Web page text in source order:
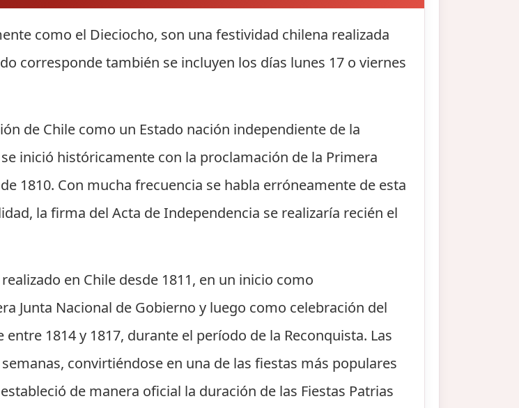
como el Dieciocho, son una festividad chilena realizada
corresponde también se incluyen los días lunes 17 o viernes
de Chile como un Estado nación independiente de la
inició históricamente con la proclamación de la Primera
1810. Con mucha frecuencia se habla erróneamente de esta
la firma del Acta de Independencia se realizaría recién el
en Chile desde 1811, en un inicio como
Junta Nacional de Gobierno y luego como celebración del
1814 y 1817, durante el período de la Reconquista. Las
convirtiéndose en una de las fiestas más populares
de manera oficial la duración de las Fiestas Patrias